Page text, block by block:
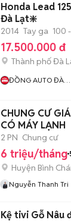
Honda Lead
Đà Lạt❇️
2014 Tay ga 100
17.500.000 đ
Thành phố Đà
ĐỒNG AUTO ĐÀ
CHUNG CƯ
CÓ MÁY LẠNH
2 PN Chung cư
6 triệu/tháng
Huyện Bình
Nguyễn Thanh Tri
Kệ tivi Gỗ Nâu